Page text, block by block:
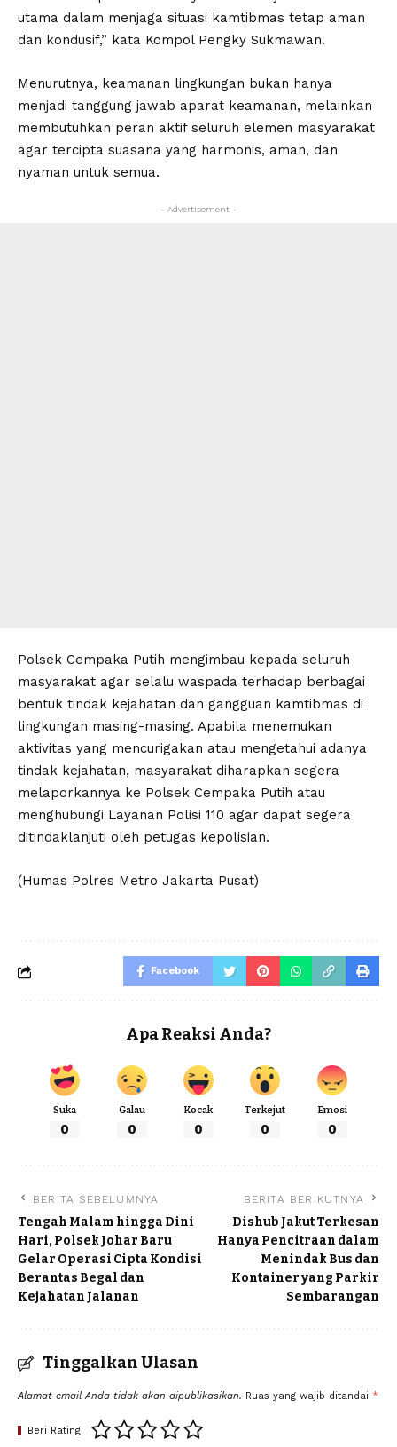
utama dalam menjaga situasi kamtibmas tetap aman
dan kondusif,” kata Kompol Pengky Sukmawan.
Menurutnya, keamanan lingkungan bukan hanya
menjadi tanggung jawab aparat keamanan, melainkan
membutuhkan peran aktif seluruh elemen masyarakat
agar tercipta suasana yang harmonis, aman, dan
nyaman untuk semua.
- Advertisement -
Polsek Cempaka Putih mengimbau kepada seluruh
masyarakat agar selalu waspada terhadap berbagai
bentuk tindak kejahatan dan gangguan kamtibmas di
lingkungan masing-masing. Apabila menemukan
aktivitas yang mencurigakan atau mengetahui adanya
tindak kejahatan, masyarakat diharapkan segera
melaporkannya ke Polsek Cempaka Putih atau
menghubungi Layanan Polisi 110 agar dapat segera
ditindaklanjuti oleh petugas kepolisian.
(Humas Polres Metro Jakarta Pusat)
Facebook
Apa Reaksi Anda?
Suka
0
Galau
0
Kocak
0
Terkejut
0
Emosi
0
BERITA SEBELUMNYA
Tengah Malam hingga Dini
Hari, Polsek Johar Baru
Gelar Operasi Cipta Kondisi
Berantas Begal dan
Kejahatan Jalanan
BERITA BERIKUTNYA
Dishub Jakut Terkesan
Hanya Pencitraan dalam
Menindak Bus dan
Kontainer yang Parkir
Sembarangan
Tinggalkan Ulasan
Alamat email Anda tidak akan dipublikasikan. Ruas yang wajib ditandai *
Beri Rating